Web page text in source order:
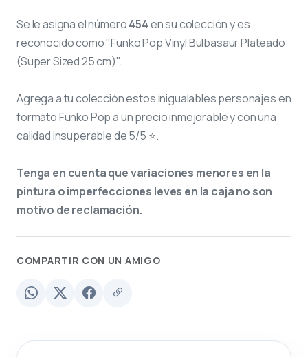
Se le asigna el número454en su colección y es
reconocido como "Funko Pop Vinyl Bulbasaur Plateado
(Super Sized 25 cm)".
Agrega a tu colección estos inigualables personajes en
formato Funko Pop a un precio inmejorable y con una
calidad insuperable de 5/5 ⭐.
Tenga en cuenta que variaciones menores en la
pintura o imperfecciones leves en la caja no son
motivo de reclamación.
COMPARTIR CON UN AMIGO